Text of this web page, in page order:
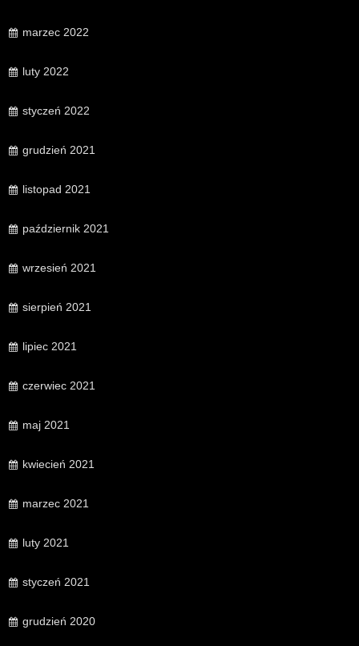
marzec 2022
luty 2022
styczeń 2022
grudzień 2021
listopad 2021
październik 2021
wrzesień 2021
sierpień 2021
lipiec 2021
czerwiec 2021
maj 2021
kwiecień 2021
marzec 2021
luty 2021
styczeń 2021
grudzień 2020